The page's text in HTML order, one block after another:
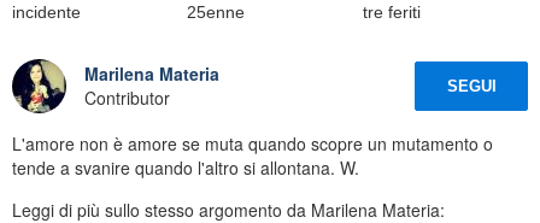
incidente
25enne
tre feriti
Marilena Materia
Contributor
SEGUI
L'amore non è amore se muta quando scopre un mutamento o
tende a svanire quando l'altro si allontana. W.
Leggi di più sullo stesso argomento da Marilena Materia: